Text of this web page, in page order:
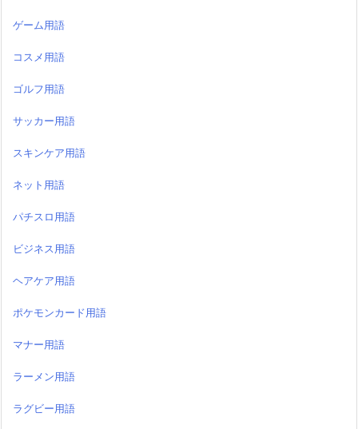
ゲーム用語
コスメ用語
ゴルフ用語
サッカー用語
スキンケア用語
ネット用語
パチスロ用語
ビジネス用語
ヘアケア用語
ポケモンカード用語
マナー用語
ラーメン用語
ラグビー用語